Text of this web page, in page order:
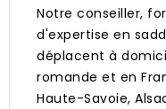
Notre conseiller,
d'expertise en
déplacent à
romande et en
Haute-Savoie,